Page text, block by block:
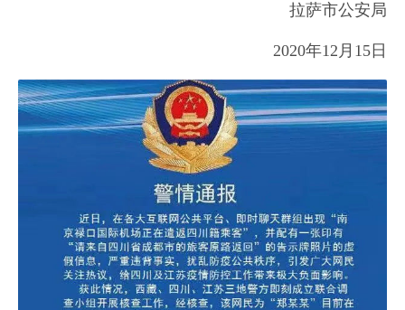
拉萨市公安局
2020年12月15日